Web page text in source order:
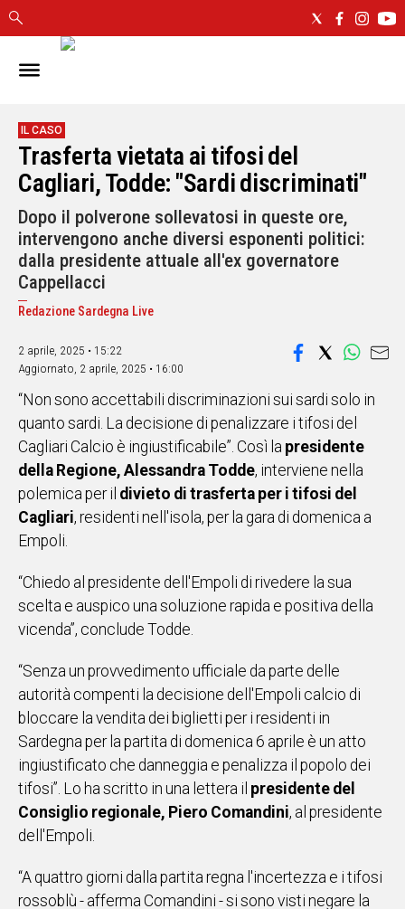
IN
CAGLIARI
SASSARI
NUORO
ORISTANO
SULCIS
GALLURA
OGLIASTRA
MEDIO
CAMPIDANO
ALTRE
NOTIZIE
POLITICA
IN
ITALIA
NEL
MONDO
SPORT
EVENTI
VIDEO
Vai
AL CANALE
WHATSAPP
Social
IL CASO
Trasferta vietata ai tifosi del
Cagliari, Todde: "Sardi discriminati"
Dopo il polverone sollevatosi in queste ore,
intervengono anche diversi esponenti politici:
dalla presidente attuale all'ex governatore
Cappellacci
Redazione Sardegna Live
2 aprile, 2025 • 15:22
Aggiornato, 2 aprile, 2025 • 16:00
“Non sono accettabili discriminazioni sui sardi solo in
quanto sardi. La decisione di penalizzare i tifosi del
Cagliari Calcio è ingiustificabile”. Così la presidente
della Regione, Alessandra Todde, interviene nella
polemica per il divieto di trasferta per i tifosi del
Cagliari, residenti nell'isola, per la gara di domenica a
Empoli.
“Chiedo al presidente dell'Empoli di rivedere la sua
scelta e auspico una soluzione rapida e positiva della
vicenda”, conclude Todde.
“Senza un provvedimento ufficiale da parte delle
autorità compenti la decisione dell'Empoli calcio di
bloccare la vendita dei biglietti per i residenti in
Sardegna per la partita di domenica 6 aprile è un atto
ingiustificato che danneggia e penalizza il popolo dei
tifosi”. Lo ha scritto in una lettera il presidente del
Consiglio regionale, Piero Comandini, al presidente
dell'Empoli.
“A quattro giorni dalla partita regna l'incertezza e i tifosi
rossoblù - afferma Comandini - si sono visti negare la